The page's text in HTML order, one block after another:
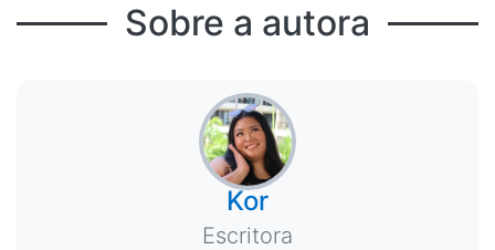
Sobre a autora
Kor
Escritora